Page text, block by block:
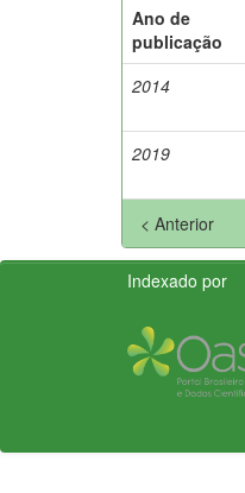
Ano de
publicação
2014
2019
< Anterior
Indexado por